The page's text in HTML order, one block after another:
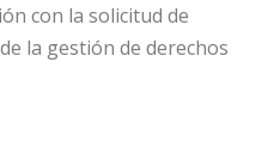
con la solicitud de
la gestión de derechos